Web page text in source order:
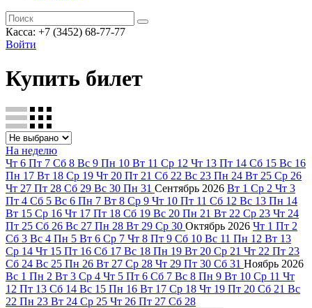
Касса: +7 (3452) 68-77-77
Войти
Купить билет
На неделю
Чт 6 Пт 7 Сб 8 Вс 9 Пн 10 Вт 11 Ср 12 Чт 13 Пт 14 Сб 15 Вс 16
Пн 17 Вт 18 Ср 19 Чт 20 Пт 21 Сб 22 Вс 23 Пн 24 Вт 25 Ср 26
Чт 27 Пт 28 Сб 29 Вс 30 Пн 31 Сентябрь 2026 Вт 1 Ср 2 Чт 3
Пт 4 Сб 5 Вс 6 Пн 7 Вт 8 Ср 9 Чт 10 Пт 11 Сб 12 Вс 13 Пн 14
Вт 15 Ср 16 Чт 17 Пт 18 Сб 19 Вс 20 Пн 21 Вт 22 Ср 23 Чт 24
Пт 25 Сб 26 Вс 27 Пн 28 Вт 29 Ср 30 Октябрь 2026 Чт 1 Пт 2
Сб 3 Вс 4 Пн 5 Вт 6 Ср 7 Чт 8 Пт 9 Сб 10 Вс 11 Пн 12 Вт 13
Ср 14 Чт 15 Пт 16 Сб 17 Вс 18 Пн 19 Вт 20 Ср 21 Чт 22 Пт 23
Сб 24 Вс 25 Пн 26 Вт 27 Ср 28 Чт 29 Пт 30 Сб 31 Ноябрь 2026
Вс 1 Пн 2 Вт 3 Ср 4 Чт 5 Пт 6 Сб 7 Вс 8 Пн 9 Вт 10 Ср 11 Чт
12 Пт 13 Сб 14 Вс 15 Пн 16 Вт 17 Ср 18 Чт 19 Пт 20 Сб 21 Вс
22 Пн 23 Вт 24 Ср 25 Чт 26 Пт 27 Сб 28